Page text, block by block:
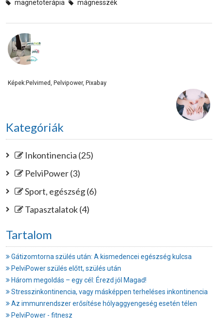
magnetoterápia mágnesszék
Képek:Pelvimed, Pelvipower, Pixabay
Kategóriák
Inkontinencia (25)
PelviPower (3)
Sport, egészség (6)
Tapasztalatok (4)
Tartalom
Gátizomtorna szülés után: A kismedencei egészség kulcsa
PelviPower szülés előtt, szülés után
Három megoldás – egy cél: Érezd jól Magad!
Stresszinkontinencia, vagy másképpen terheléses inkontinencia
Az immunrendszer erősítése hólyaggyengeség esetén télen
PelviPower - fitnesz